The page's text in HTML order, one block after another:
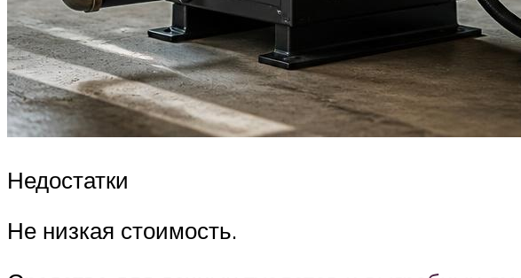
Недостатки
Не низкая стоимость.